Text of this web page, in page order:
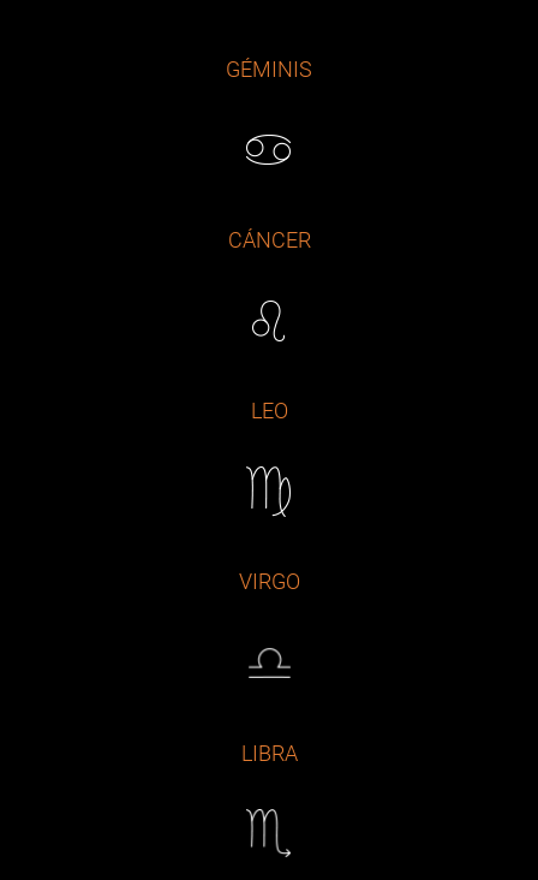
GÉMINIS
CÁNCER
LEO
VIRGO
LIBRA